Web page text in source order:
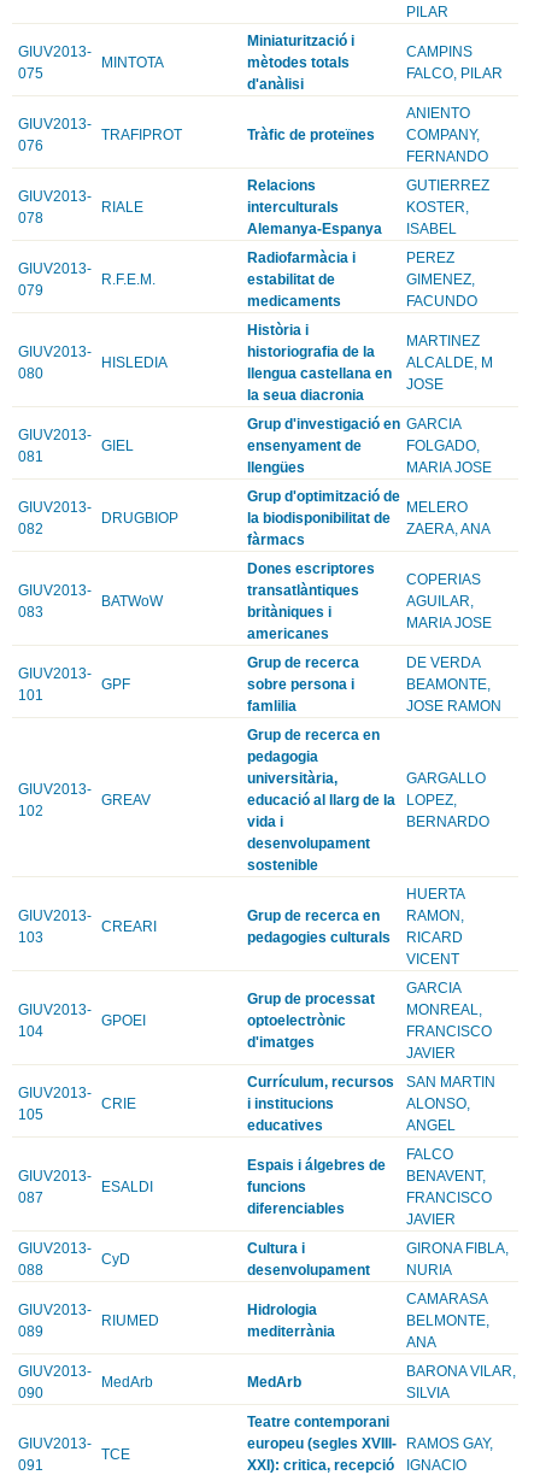
PILAR
GIUV2013-
075
MINTOTA
Miniaturització i
mètodes totals
d'anàlisi
CAMPINS
FALCO, PILAR
GIUV2013-
076
TRAFIPROT Tràfic de proteïnes
ANIENTO
COMPANY,
FERNANDO
GIUV2013-
078
RIALE
Relacions
interculturals
Alemanya-Espanya
GUTIERREZ
KOSTER,
ISABEL
GIUV2013-
079
R.F.E.M.
Radiofarmàcia i
estabilitat de
medicaments
PEREZ
GIMENEZ,
FACUNDO
GIUV2013-
080
HISLEDIA
Història i
historiografia de la
llengua castellana en
la seua diacronia
MARTINEZ
ALCALDE, M
JOSE
GIUV2013-
081
GIEL
Grup d'investigació en
ensenyament de
llengües
GARCIA
FOLGADO,
MARIA JOSE
GIUV2013-
082
DRUGBIOP
Grup d'optimització de
la biodisponibilitat de
fàrmacs
MELERO
ZAERA, ANA
GIUV2013-
083
BATWoW
Dones escriptores
transatlàntiques
britàniques i
americanes
COPERIAS
AGUILAR,
MARIA JOSE
GIUV2013-
101
GPF
Grup de recerca
sobre persona i
famlilia
DE VERDA
BEAMONTE,
JOSE RAMON
GIUV2013-
102
GREAV
Grup de recerca en
pedagogia
universitària,
educació al llarg de la
vida i
desenvolupament
sostenible
GARGALLO
LOPEZ,
BERNARDO
GIUV2013-
103
CREARI
Grup de recerca en
pedagogies culturals
HUERTA
RAMON,
RICARD
VICENT
GIUV2013-
104
GPOEI
Grup de processat
optoelectrònic
d'imatges
GARCIA
MONREAL,
FRANCISCO
JAVIER
GIUV2013-
105
CRIE
Currículum, recursos
i institucions
educatives
SAN MARTIN
ALONSO,
ANGEL
GIUV2013-
087
ESALDI
Espais i álgebres de
funcions
diferenciables
FALCO
BENAVENT,
FRANCISCO
JAVIER
GIUV2013-
088
CyD
Cultura i
desenvolupament
GIRONA FIBLA,
NURIA
GIUV2013-
089
RIUMED
Hidrologia
mediterrània
CAMARASA
BELMONTE,
ANA
GIUV2013-
090
MedArb MedArb
BARONA VILAR,
SILVIA
GIUV2013-
091
TCE
Teatre contemporani
europeu (segles XVIII-
XXI): critica, recepció
RAMOS GAY,
IGNACIO